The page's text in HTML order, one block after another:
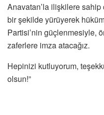
Anavatan’la ilişkilere sahip
bir şekilde yürüyerek
Partisi’nin güçlenmesiyle,
zaferlere imza atacağız.
Hepinizi kutluyorum,
olsun!”